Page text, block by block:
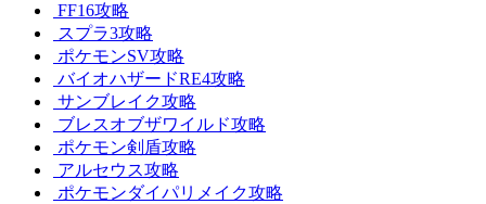
FF16攻略
スプラ3攻略
ポケモンSV攻略
バイオハザードRE4攻略
サンブレイク攻略
ブレスオブザワイルド攻略
ポケモン剣盾攻略
アルセウス攻略
ポケモンダイパリメイク攻略